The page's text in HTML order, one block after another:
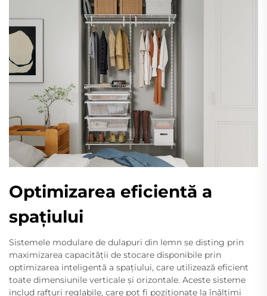
Optimizarea eficientă a
spațiului
Sistemele modulare de dulapuri din lemn se disting prin
maximizarea capacității de stocare disponibile prin
optimizarea inteligentă a spațiului, care utilizează eficient
toate dimensiunile verticale și orizontale. Aceste sisteme
includ rafturi reglabile, care pot fi poziționate la înălțimi